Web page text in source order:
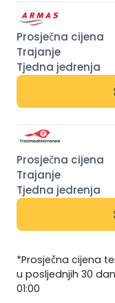
*Prosječna cijena
u posljednjih 30
01:00